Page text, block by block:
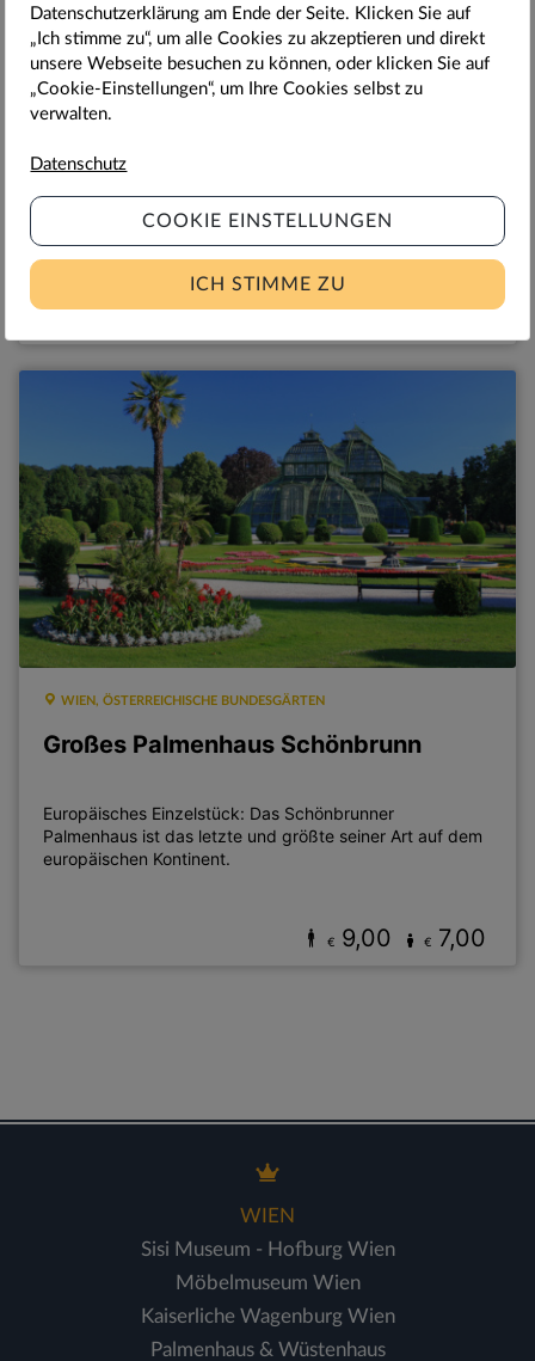
WIEN, SCHLOSS SCHÖNBRUNN
Kombiticket Kindermuseum +
Irrgarten & Labyrinth Schönbrunn
Tauchen Sie mit Ihren Kindern in ein Abenteuer im
Schloss Schönbrunn ein und besuchen Sie das
Labyrinth & Labyrinthikon Spielplatz mit unserem
16,00 16,00
WIEN, ÖSTERREICHISCHE BUNDESGÄRTEN
Großes Palmenhaus Schönbrunn
Europäisches Einzelstück: Das Schönbrunner
Palmenhaus ist das letzte und größte seiner Art auf dem
europäischen Kontinent.
€ 9,00 € 7,00
WIEN
Sisi Museum - Hofburg Wien
Möbelmuseum Wien
Kaiserliche Wagenburg Wien
Palmenhaus & Wüstenhaus
Datenschutzerklärung am Ende der Seite. Klicken Sie auf
„Ich stimme zu“, um alle Cookies zu akzeptieren und direkt
unsere Webseite besuchen zu können, oder klicken Sie auf
„Cookie-Einstellungen“, um Ihre Cookies selbst zu
verwalten.
Datenschutz
COOKIE EINSTELLUNGEN
ICH STIMME ZU